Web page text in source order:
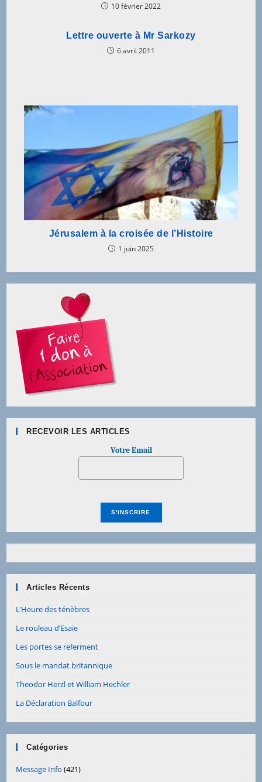
10 février 2022
Lettre ouverte à Mr Sarkozy
6 avril 2011
Jérusalem à la croisée de l’Histoire
1 juin 2025
RECEVOIR LES ARTICLES
Votre Email
Articles Récents
L’Heure des ténèbres
Le rouleau d’Esaïe
Les portes se referment
Sous le mandat britannique
Theodor Herzl et William Hechler
La Déclaration Balfour
Catégories
Message Info (421)